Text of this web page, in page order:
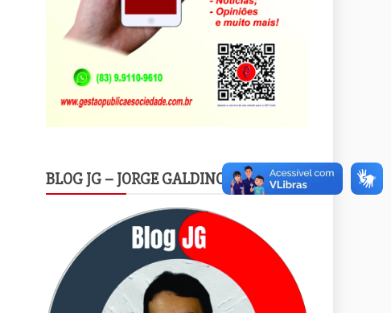
BLOG JG – JORGE GALDINO